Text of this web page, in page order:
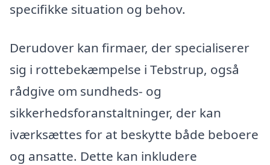
specifikke situation og behov.
Derudover kan firmaer, der specialiserer
sig i rottebekæmpelse i Tebstrup, også
rådgive om sundheds- og
sikkerhedsforanstaltninger, der kan
iværksættes for at beskytte både beboere
og ansatte. Dette kan inkludere